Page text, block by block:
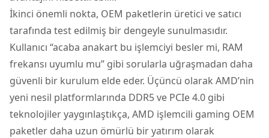
İkinci önemli nokta, OEM paketlerin üretici ve satıcı
tarafında test edilmiş bir dengeyle sunulmasıdır.
Kullanıcı “acaba anakart bu işlemciyi besler mi, RAM
frekansı uyumlu mu” gibi sorularla uğraşmadan daha
güvenli bir kurulum elde eder. Üçüncü olarak AMD’nin
yeni nesil platformlarında DDR5 ve PCIe 4.0 gibi
teknolojiler yaygınlaştıkça, AMD işlemcili gaming OEM
paketler daha uzun ömürlü bir yatırım olarak